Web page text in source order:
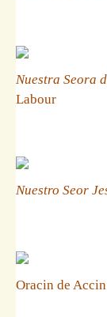
Nuestra Seora
Labour
Nuestro Seor
Oracin de